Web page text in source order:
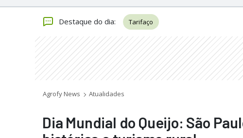
Destaque do dia: Tarifaço
Agrofy News Atualidades
Dia Mundial do Queijo: São